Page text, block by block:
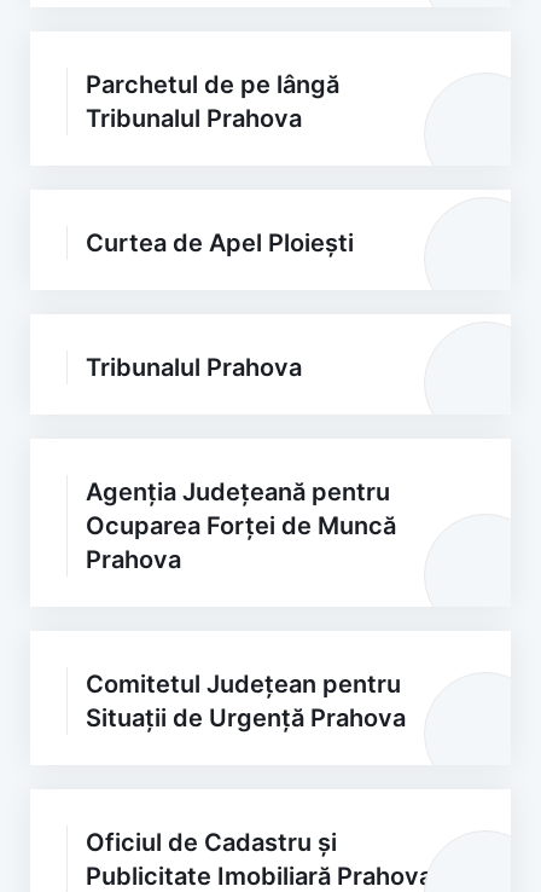
Parchetul de pe lângă
Tribunalul Prahova
Curtea de Apel Ploiești
Tribunalul Prahova
Agenția Județeană pentru
Ocuparea Forței de Muncă
Prahova
Comitetul Județean pentru
Situații de Urgență Prahova
Oficiul de Cadastru și
Publicitate Imobiliară Prahova